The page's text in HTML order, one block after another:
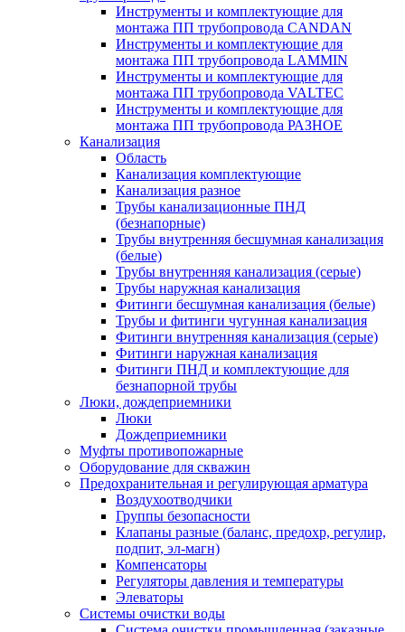
Инструменты и комплектующие для
монтажа ПП трубопровода CANDAN
Инструменты и комплектующие для
монтажа ПП трубопровода LAMMIN
Инструменты и комплектующие для
монтажа ПП трубопровода VALTEC
Инструменты и комплектующие для
монтажа ПП трубопровода РАЗНОЕ
Канализация
Область
Канализация комплектующие
Канализация разное
Трубы канализационные ПНД
(безнапорные)
Трубы внутренняя бесшумная канализация
(белые)
Трубы внутренняя канализация (серые)
Трубы наружная канализация
Фитинги бесшумная канализация (белые)
Трубы и фитинги чугунная канализация
Фитинги внутренняя канализация (серые)
Фитинги наружная канализация
Фитинги ПНД и комплектующие для
безнапорной трубы
Люки, дождеприемники
Люки
Дождеприемники
Муфты противопожарные
Оборудование для скважин
Предохранительная и регулирующая арматура
Воздухоотводчики
Группы безопасности
Клапаны разные (баланс, предохр, регулир,
подпит, эл-магн)
Компенсаторы
Регуляторы давления и температуры
Элеваторы
Системы очистки воды